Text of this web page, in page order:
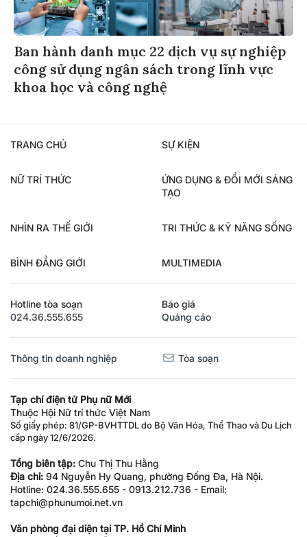
Ban hành danh mục 22 dịch vụ sự nghiệp
công sử dụng ngân sách trong lĩnh vực
khoa học và công nghệ
TRANG CHỦ SỰ KIỆN
NỮ TRÍ THỨC
ỨNG DỤNG & ĐỔI MỚI SÁNG
TẠO
NHÌN RA THẾ GIỚI TRI THỨC & KỸ NĂNG SỐNG
BÌNH ĐẲNG GIỚI MULTIMEDIA
Hotline tòa soạn
024.36.555.655
Báo giá
Quảng cáo
Thông tin doanh nghiệp Tòa soạn
Tạp chí điện tử Phụ nữ Mới
Thuộc Hội Nữ trí thức Việt Nam
Số giấy phép: 81/GP-BVHTTDL do Bộ Văn Hóa, Thể Thao và Du Lịch
cấp ngày 12/6/2026.
Tổng biên tập: Chu Thị Thu Hằng
Địa chỉ: 94 Nguyễn Hy Quang, phường Đống Đa, Hà Nội.
Hotline: 024.36.555.655 - 0913.212.736 - Email:
tapchi@phunumoi.net.vn
Văn phòng đại diện tại TP. Hồ Chí Minh